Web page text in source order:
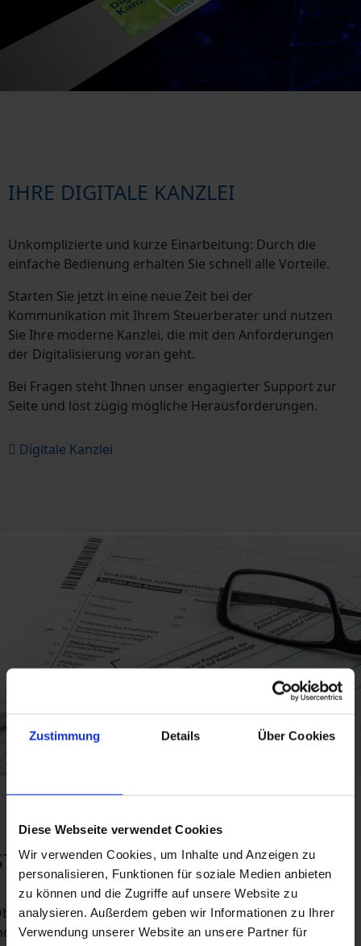
Zustimmung Details Über Cookies
Diese Webseite verwendet Cookies
Wir verwenden Cookies, um Inhalte und Anzeigen zu
personalisieren, Funktionen für soziale Medien anbieten
zu können und die Zugriffe auf unsere Website zu
analysieren. Außerdem geben wir Informationen zu Ihrer
Verwendung unserer Website an unsere Partner für
IHRE DIGITALE KANZLEI
Unkomplizierte und kurze Einarbeitung: Durch die
einfache Bedienung erhalten Sie schnell alle Vorteile.
Starten Sie jetzt in eine neue Zeit bei der
Kommunikation mit Ihrem Steuerberater und nutzen
Sie Ihre moderne Kanzlei, die mit den Anforderungen
der Digitalisierung voran geht.
Bei Fragen steht Ihnen unser engagierter Support zur
Seite und löst zügig mögliche Herausforderungen.
Digitale Kanzlei
Zielsetzung unserer Steuerberatung ist die
auf Sie zugeschnittene Steuergestaltung und -